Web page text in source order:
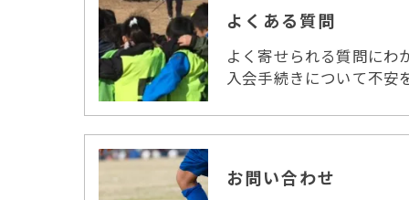
よくある質問
よく寄せられる質問にわ
入会手続きについて不安
お問い合わせ